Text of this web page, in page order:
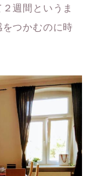
週間というま
つかむのに時